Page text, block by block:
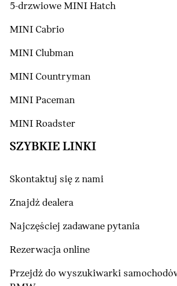
5-drzwiowe MINI Hatch
MINI Cabrio
MINI Clubman
MINI Countryman
MINI Paceman
MINI Roadster
SZYBKIE LINKI
Skontaktuj się z nami
Znajdź dealera
Najczęściej zadawane pytania
Rezerwacja online
Przejdź do wyszukiwarki